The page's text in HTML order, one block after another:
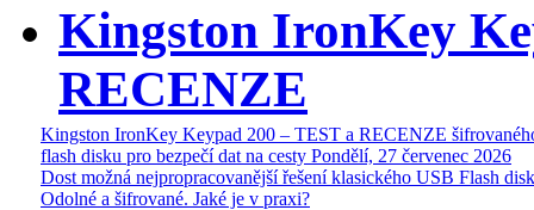
Kingston IronKey
RECENZE
Kingston IronKey Keypad 200 – TEST a RECENZE
flash disku pro bezpečí dat na cesty Pondělí, 27 červenec 2026
Dost možná nejpropracovanější řešení klasického USB Flash
Odolné a šifrované. Jaké je v praxi?